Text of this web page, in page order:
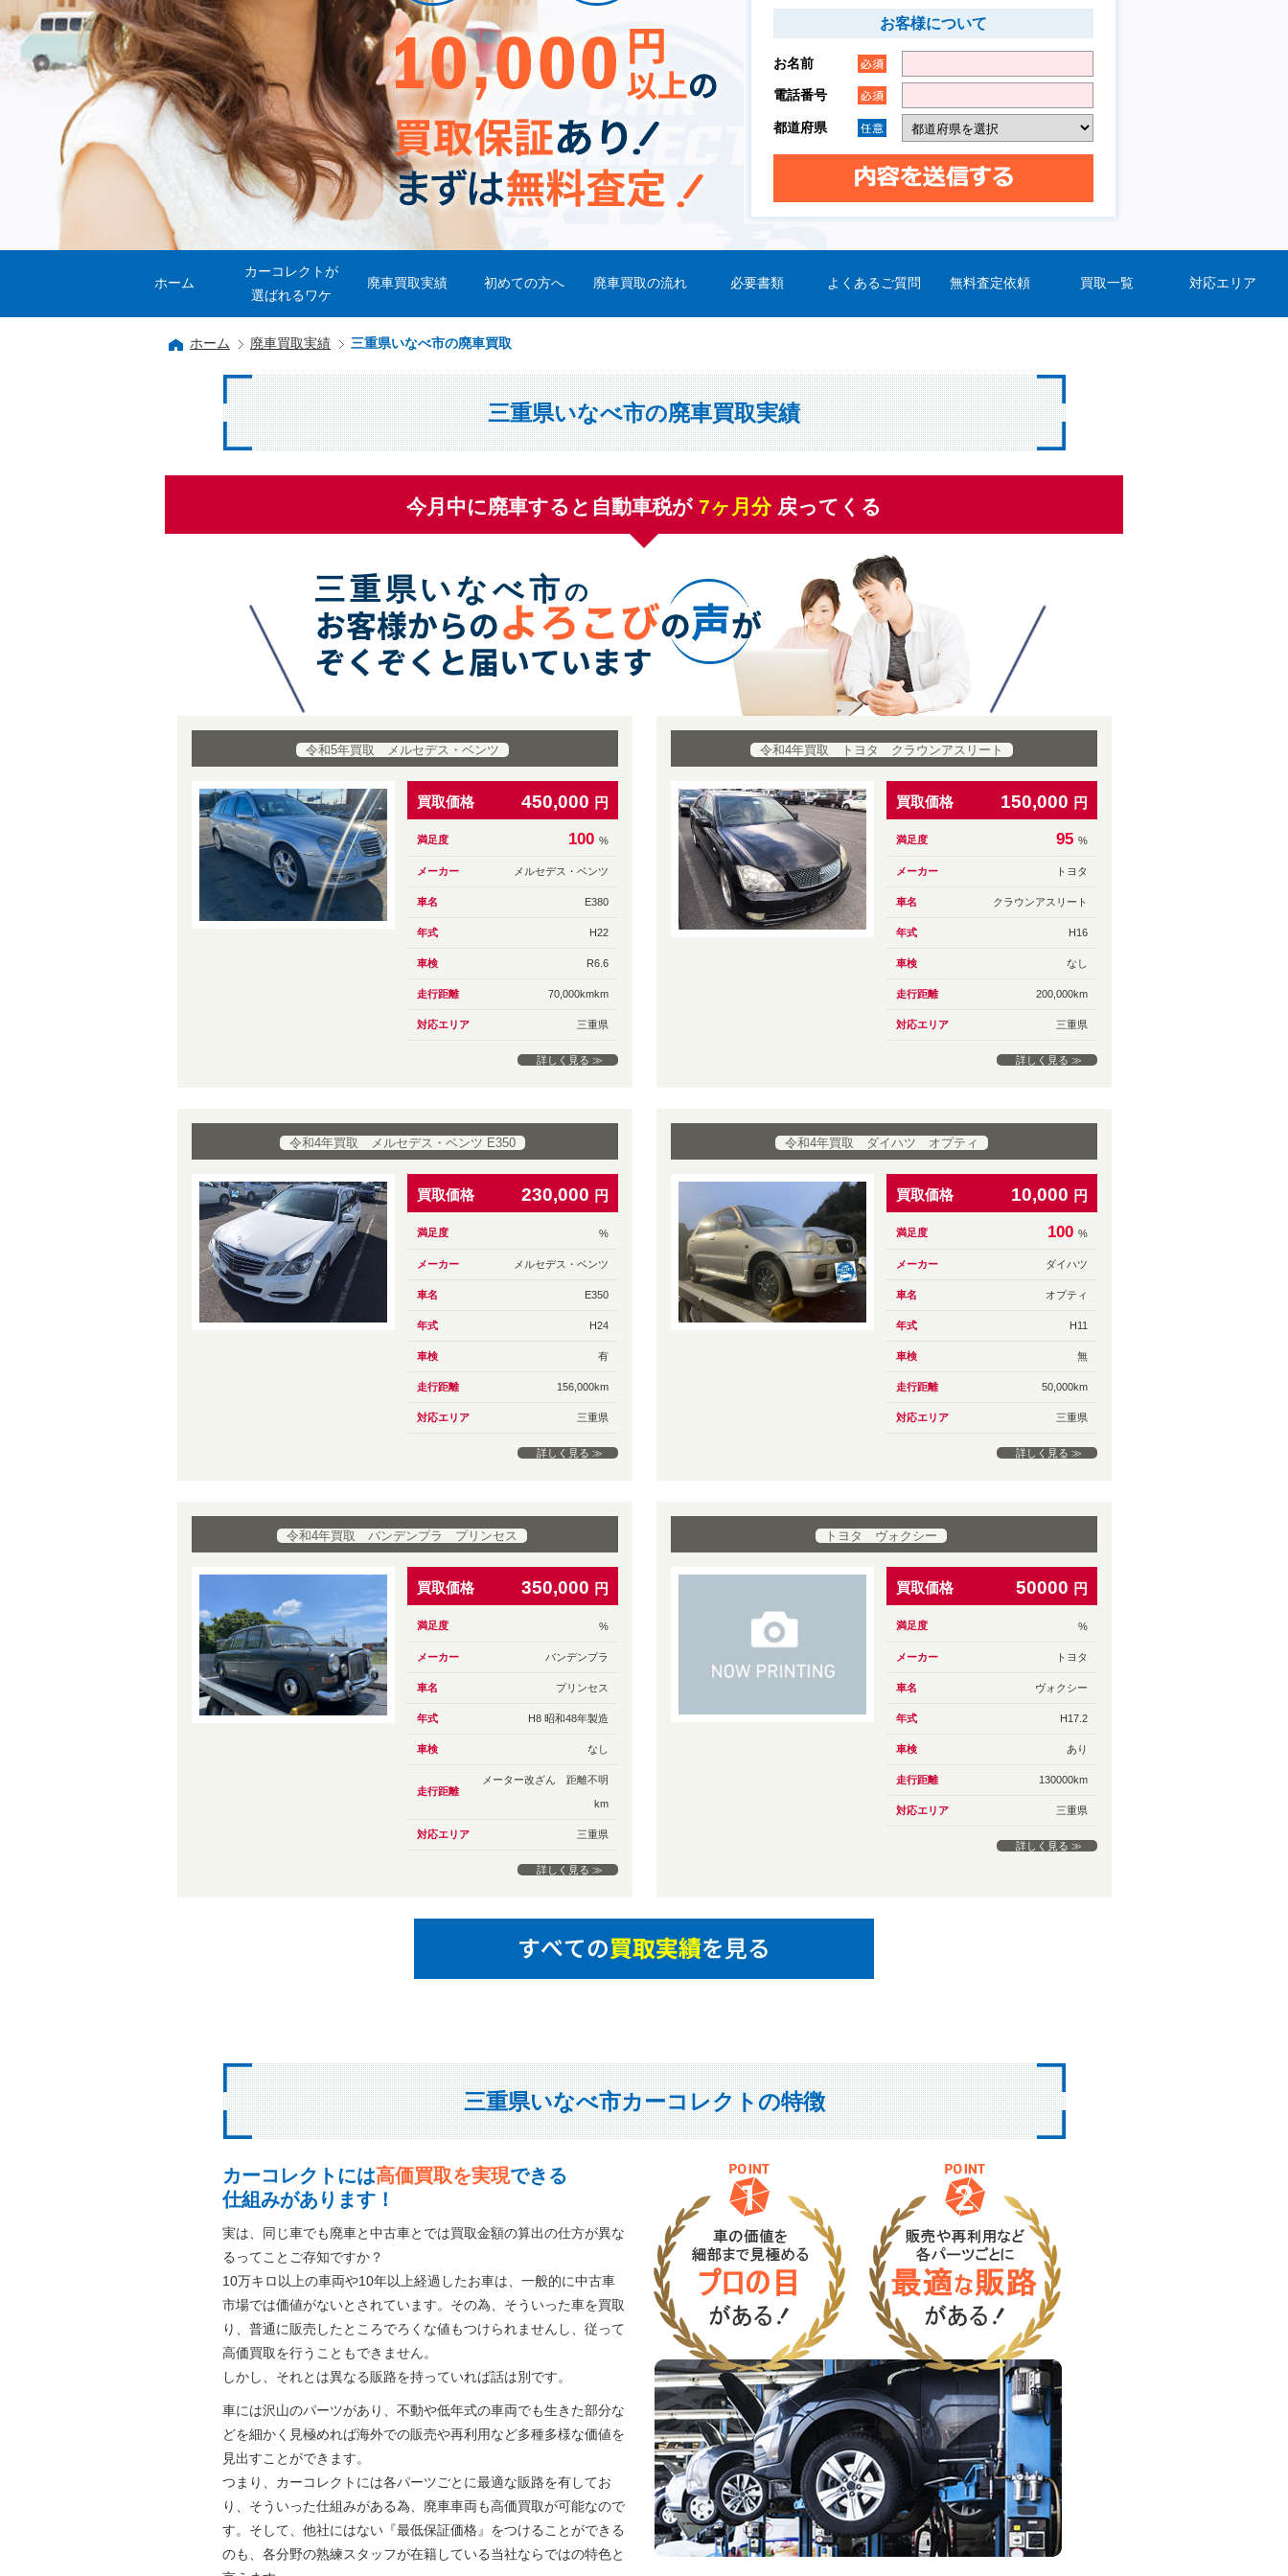
お客様について
お名前
電話番号
都道府県
ホーム
カーコレクトが
選ばれるワケ
廃車買取実績 初めての方へ 廃車買取の流れ 必要書類 よくあるご質問 無料査定依頼 買取一覧 対応エリア
ホーム 廃車買取実績 三重県いなべ市の廃車買取
三重県いなべ市の廃車買取実績
今月中に廃車すると自動車税が 7ヶ月分戻ってくる
三重県いなべ市 の
令和5年買取 メルセデス・ベンツ
買取価格 450,000 円
満足度 100 %
メーカー メルセデス・ベンツ
車名 E380
年式 H22
車検 R6.6
走行距離 70,000kmkm
対応エリア 三重県
詳しく見る ≫
令和4年買取 トヨタ クラウンアスリート
買取価格 150,000 円
満足度 95 %
メーカー トヨタ
車名 クラウンアスリート
年式 H16
車検 なし
走行距離 200,000km
対応エリア 三重県
詳しく見る ≫
令和4年買取 メルセデス・ベンツ E350
買取価格 230,000 円
満足度 %
メーカー メルセデス・ベンツ
車名 E350
年式 H24
車検 有
走行距離 156,000km
対応エリア 三重県
詳しく見る ≫
令和4年買取 ダイハツ オプティ
買取価格 10,000 円
満足度 100 %
メーカー ダイハツ
車名 オプティ
年式 H11
車検 無
走行距離 50,000km
対応エリア 三重県
詳しく見る ≫
令和4年買取 バンデンプラ プリンセス
買取価格 350,000 円
満足度 %
メーカー バンデンプラ
車名 プリンセス
年式 H8 昭和48年製造
車検 なし
走行距離
メーター改ざん 距離不明
km
対応エリア 三重県
詳しく見る ≫
トヨタ ヴォクシー
買取価格 50000 円
満足度 %
メーカー トヨタ
車名 ヴォクシー
年式 H17.2
車検 あり
走行距離 130000km
対応エリア 三重県
詳しく見る ≫
三重県いなべ市カーコレクトの特徴
カーコレクトには高価買取を実現できる
仕組みがあります！
実は、同じ車でも廃車と中古車とでは買取金額の算出の仕方が異な
るってことご存知ですか？
10万キロ以上の車両や10年以上経過したお車は、一般的に中古車
市場では価値がないとされています。その為、そういった車を買取
り、普通に販売したところでろくな値もつけられませんし、従って
高価買取を行うこともできません。
しかし、それとは異なる販路を持っていれば話は別です。
車には沢山のパーツがあり、不動や低年式の車両でも生きた部分な
どを細かく見極めれば海外での販売や再利用など多種多様な価値を
見出すことができます。
つまり、カーコレクトには各パーツごとに最適な販路を有してお
り、そういった仕組みがある為、廃車車両も高価買取が可能なので
す。そして、他社にはない『最低保証価格』をつけることができる
のも、各分野の熟練スタッフが在籍している当社ならではの特色と